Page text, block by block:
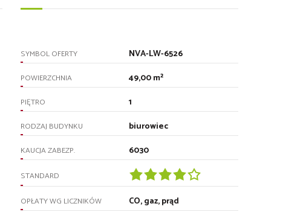
SYMBOL OFERTY NVA-LW-6526
POWIERZCHNIA 49,00 m²
PIĘTRO 1
RODZAJ BUDYNKU biurowiec
KAUCJA ZABEZP. 6030
STANDARD
OPŁATY WG LICZNIKÓW CO, gaz, prąd